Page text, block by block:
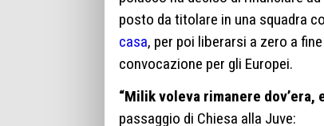
posto da titolare in una squadra
casa, per poi liberarsi a zero a
convocazione per gli Europei.
“Milik voleva rimanere
passaggio di Chiesa alla Juve: